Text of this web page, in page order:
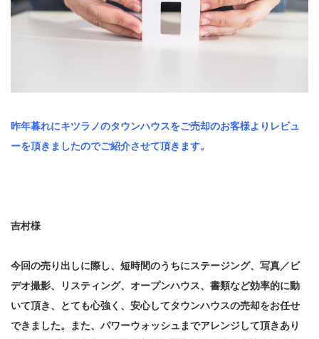
昨年暮れにキツラノのタウンハウスをご売却のお客様よりレビュ
ーを頂きましたのでご紹介させて頂きます。
吉村様
今回の売り出しに際し、短時間のうちにステージング、写真／ビ
デオ撮影、リスティング、オープンハウス、書類など効率的に動
いて頂き、とても心強く、安心してタウンハウスの売却をお任せ
できました。また、パワーウォッシュまでアレンジして頂きあり